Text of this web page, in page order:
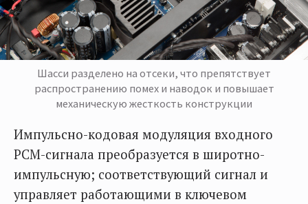
Шасси разделено на отсеки, что препятствует
распространению помех и наводок и повышает
механическую жесткость конструкции
Импульсно-кодовая модуляция входного
РСМ-сигнала преобразуется в широтно-
импульсную; соответствующий сигнал и
управляет работающими в ключевом